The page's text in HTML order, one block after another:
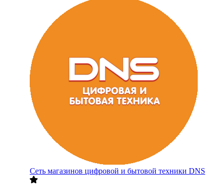
Сеть магазинов цифровой и бытовой техники DNS